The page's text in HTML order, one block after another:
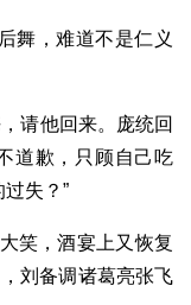
舞，难道不是仁义
请他回来。庞统回
道歉，只顾自己吃
失？”
笑，酒宴上又恢复
刘备调诸葛亮张飞